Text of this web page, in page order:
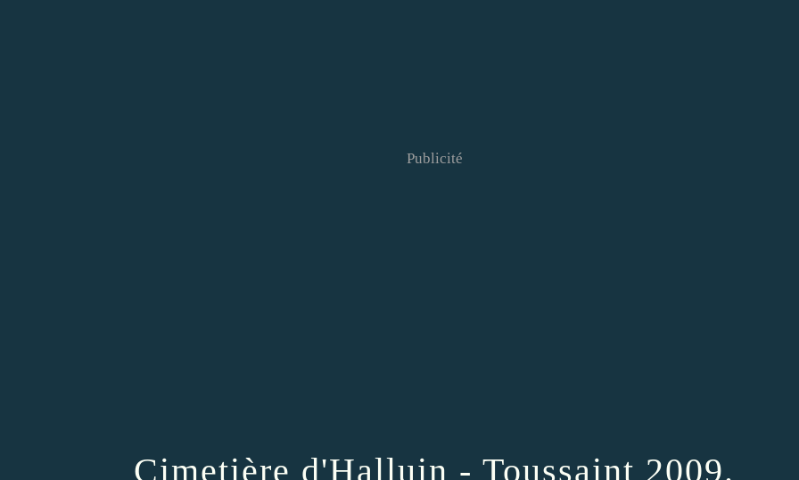
Publicité
Cimetière d'Halluin - Toussaint 2009.